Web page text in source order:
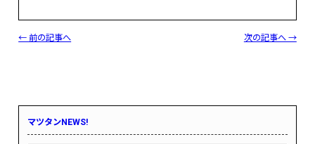
← 前の記事へ 次の記事へ →
マツタンNEWS!